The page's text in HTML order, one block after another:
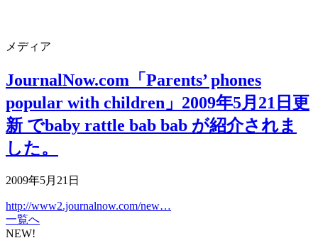
メディア
JournalNow.com「Parents’ phones
popular with children」2009年5月21日更
新 でbaby rattle bab bab が紹介されま
した。
2009年5月21日
http://www2.journalnow.com/new…
一覧へ
NEW!